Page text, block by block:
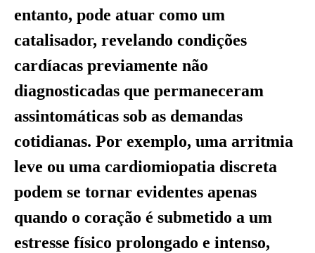
entanto, pode atuar como um
catalisador, revelando condições
cardíacas previamente não
diagnosticadas que permaneceram
assintomáticas sob as demandas
cotidianas. Por exemplo, uma arritmia
leve ou uma cardiomiopatia discreta
podem se tornar evidentes apenas
quando o coração é submetido a um
estresse físico prolongado e intenso,